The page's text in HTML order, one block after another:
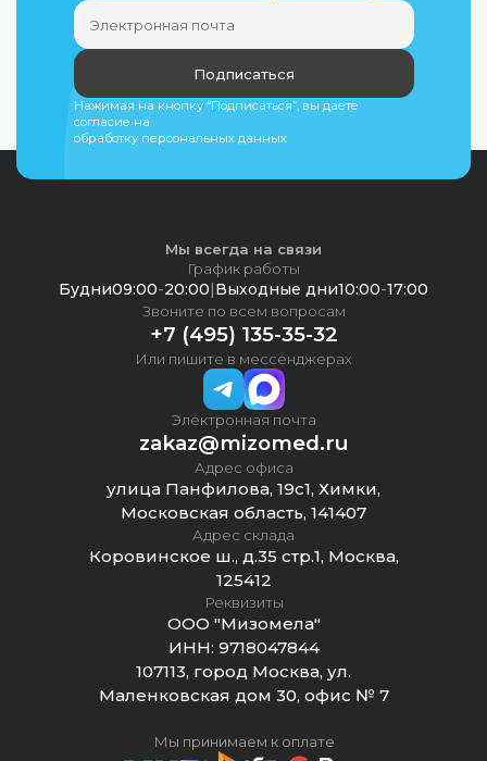
Подписаться
Нажимая на кнопку “Подписаться”, вы даете
согласие на
обработку персональных данных
Мы всегда на связи
График работы
Будни09:00-20:00 Выходные дни10:00-17:00
Звоните по всем вопросам
+7 (495) 135-35-32
Или пишите в мессенджерах
Электронная почта
zakaz@mizomed.ru
Адрес офиса
улица Панфилова, 19с1, Химки,
Московская область, 141407
Адрес склада
Коровинское ш., д.35 стр.1, Москва,
125412
Реквизиты
ООО "Мизомела"
ИНН: 9718047844
107113, город Москва, ул.
Маленковская дом 30, офис № 7
Мы принимаем к оплате